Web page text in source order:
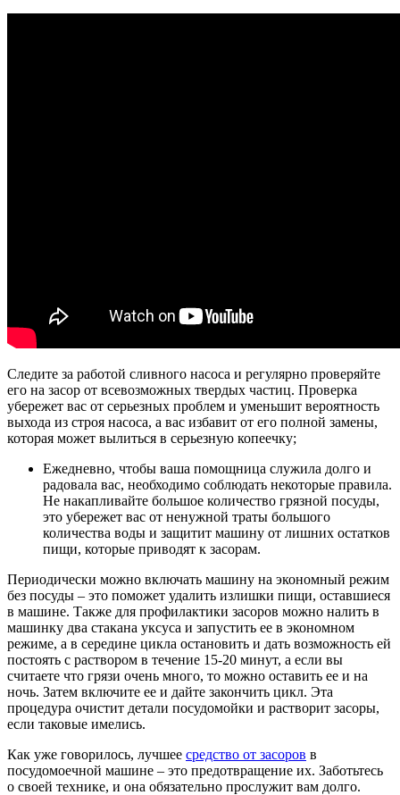
Следите за работой сливного насоса и регулярно проверяйте
его на засор от всевозможных твердых частиц. Проверка
убережет вас от серьезных проблем и уменьшит вероятность
выхода из строя насоса, а вас избавит от его полной замены,
которая может вылиться в серьезную копеечку;
Ежедневно, чтобы ваша помощница служила долго и
радовала вас, необходимо соблюдать некоторые правила.
Не накапливайте большое количество грязной посуды,
это убережет вас от ненужной траты большого
количества воды и защитит машину от лишних остатков
пищи, которые приводят к засорам.
Периодически можно включать машину на экономный режим
без посуды – это поможет удалить излишки пищи, оставшиеся
в машине. Также для профилактики засоров можно налить в
машинку два стакана уксуса и запустить ее в экономном
режиме, а в середине цикла остановить и дать возможность ей
постоять с раствором в течение 15-20 минут, а если вы
считаете что грязи очень много, то можно оставить ее и на
ночь. Затем включите ее и дайте закончить цикл. Эта
процедура очистит детали посудомойки и растворит засоры,
если таковые имелись.
Как уже говорилось, лучшее средство от засоров в
посудомоечной машине – это предотвращение их. Заботьтесь
о своей технике, и она обязательно прослужит вам долго.